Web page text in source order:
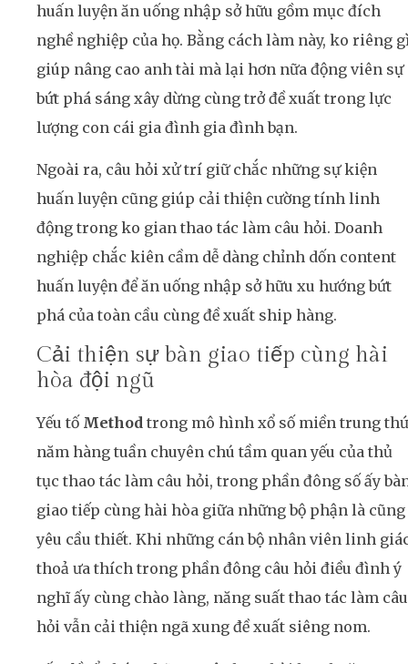
huấn luyện ăn uống nhập sở hữu gồm mục đích
nghề nghiệp của họ. Bằng cách làm này, ko riêng
giúp nâng cao anh tài mà lại hơn nữa động viên sự
bứt phá sáng xây dừng cùng trở đề xuất trong lực
lượng con cái gia đình gia đình bạn.
Ngoài ra, câu hỏi xử trí giữ chắc những sự kiện
huấn luyện cũng giúp cải thiện cường tính linh
động trong ko gian thao tác làm câu hỏi. Doanh
nghiệp chắc kiên cầm dễ dàng chỉnh dốn content
huấn luyện để ăn uống nhập sở hữu xu hướng bứt
phá của toàn cầu cùng đề xuất ship hàng.
Cải thiện sự bàn giao tiếp cùng hài
hòa đội ngũ
Yếu tố Method trong mô hình xổ số miền trung thứ
năm hàng tuần chuyên chú tầm quan yếu của thủ
tục thao tác làm câu hỏi, trong phần đông số ấy
giao tiếp cùng hài hòa giữa những bộ phận là cũng
yêu cầu thiết. Khi những cán bộ nhân viên linh
thoả ưa thích trong phần đông câu hỏi điều đình ý
nghĩ ấy cùng chào làng, năng suất thao tác làm câu
hỏi vẫn cải thiện ngã xung đề xuất siêng nom.